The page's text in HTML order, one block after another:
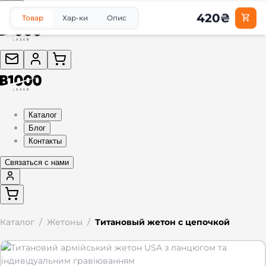
Каталог
Блог
Контакты
Связаться с нами
Каталог / Жетоны / Титановый жетон с цепочкой
Товар Хар-ки Опис 420₴